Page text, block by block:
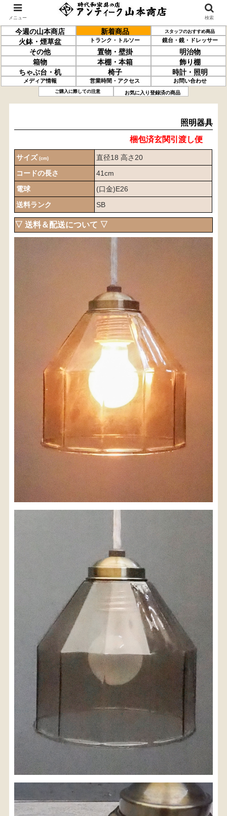
今週の山本商店 新着商品 スタッフのおすすめ商品
火鉢・煙草盆 トランク・トルソー 鏡台・鏡・ドレッサー
その他 置物・壁掛
明治物
箱物
本棚・本箱
飾り棚
ちゃぶ台・机
椅子 時計・照明
メディア情報 営業時間・アクセス お問い合わせ
ご購入に際しての注意 お気に入り登録済の商品
照明器具
照明器具
梱包済玄関引渡し便
サイズ (cm)
直径18 高さ20
コードの長さ
41cm
電球
(口金)E26
送料ランク
SB
▽ 送料＆配送について ▽
〈送料について〉
・商品代金に送料は含まれておりません。
・送料は、商品のサイズ・発送先地域によって異なり
・ご購入手続きを進める途中で「宅急便」を選択いた
だくと、自動的に送料が加算されます。
・配送についての詳細は、こちら→
【送料を確認する】
お届け先、送料ランクを選択する事で送料が表
示されます。
お届け先
送料ランク
配送料金(税込)
※沖縄県につきましてはお手数をお掛け致しますが、
店舗までお問い合わせ下さい。
03-3468-0853
メニュー 検索